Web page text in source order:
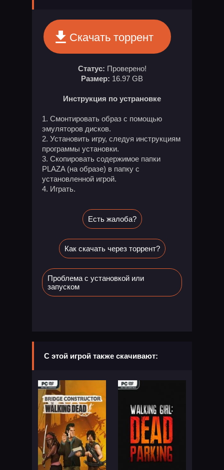
Скачать торрент
Статус: Проверено!
Размер: 16.97 GB
Инструкция по устрановке
Смонтировать образ с помощью
эмуляторов дисков.
Установить игру, следуя инструкциям
программы установки.
Скопировать содержимое папки
PLAZA (на образе) в папку с
установленной игрой.
Играть.
Есть жалоба?
Как скачать через торрент?
Проблема с установкой или
запуском
С этой игрой также скачивают: